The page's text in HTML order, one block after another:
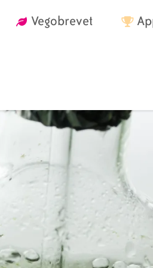
Vegobrevet
Vegansk mat i airfryer
Handla vego
Vanliga frågor